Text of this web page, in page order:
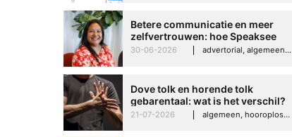
Betere communicatie en meer
zelfvertrouwen: hoe Speaksee
Imelda helpt om te groeien in
30-06-2026 advertorial, algemeen, hooroplossingen, interview
Dove tolk en horende tolk
gebarentaal: wat is het verschil?
21-07-2026 algemeen, hooroplossingen, hoorproblemen, samenleving & maatschappij